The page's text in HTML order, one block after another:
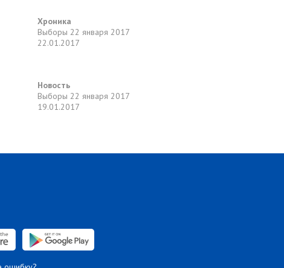
Хроника
Выборы 22 января 2017
22.01.2017
Новость
Выборы 22 января 2017
19.01.2017